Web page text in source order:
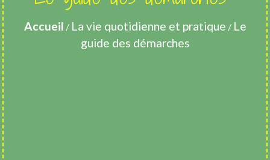
Accueil / La vie quotidienne et pratique / Le
guide des démarches